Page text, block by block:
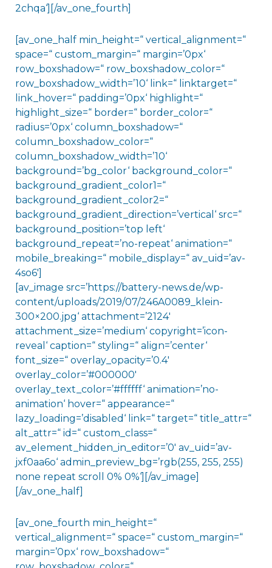
2chqa‘][/av_one_fourth]
[av_one_half min_height=“ vertical_alignment=“
space=“ custom_margin=“ margin=’0px‘
row_boxshadow=“ row_boxshadow_color=“
row_boxshadow_width=’10‘ link=“ linktarget=“
link_hover=“ padding=’0px‘ highlight=“
highlight_size=“ border=“ border_color=“
radius=’0px‘ column_boxshadow=“
column_boxshadow_color=“
column_boxshadow_width=’10‘
background=’bg_color‘ background_color=“
background_gradient_color1=“
background_gradient_color2=“
background_gradient_direction=’vertical‘ src=“
background_position=’top left‘
background_repeat=’no-repeat‘ animation=“
mobile_breaking=“ mobile_display=“ av_uid=’av-
4so6′]
[av_image src=’https://battery-news.de/wp-
content/uploads/2019/07/246A0089_klein-
300×200.jpg‘ attachment=’2124′
attachment_size=’medium‘ copyright=’icon-
reveal‘ caption=“ styling=“ align=’center‘
font_size=“ overlay_opacity=’0.4′
overlay_color=’#000000′
overlay_text_color=’#ffffff‘ animation=’no-
animation‘ hover=“ appearance=“
lazy_loading=’disabled‘ link=“ target=“ title_attr=“
alt_attr=“ id=“ custom_class=“
av_element_hidden_in_editor=’0′ av_uid=’av-
jxf0aa6o‘ admin_preview_bg=’rgb(255, 255, 255)
none repeat scroll 0% 0%‘][/av_image]
[/av_one_half]
[av_one_fourth min_height=“
vertical_alignment=“ space=“ custom_margin=“
margin=’0px‘ row_boxshadow=“